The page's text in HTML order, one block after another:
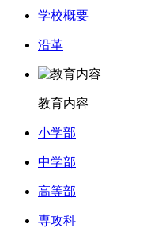
学校概要
沿革
教育内容
小学部
中学部
高等部
専攻科